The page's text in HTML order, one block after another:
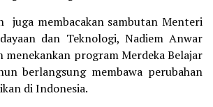
juga membacakan sambutan Menteri
dan Teknologi, Nadiem Anwar
menekankan program Merdeka Belajar
berlangsung membawa perubahan
di Indonesia.